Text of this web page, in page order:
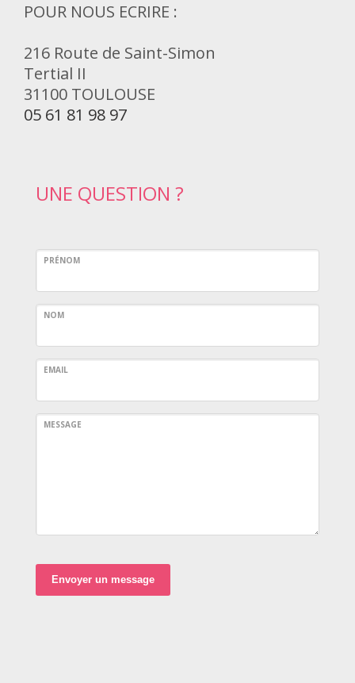
POUR NOUS ECRIRE :
216 Route de Saint-Simon
Tertial II
31100 TOULOUSE
05 61 81 98 97
UNE QUESTION ?
PRÉNOM
NOM
EMAIL
MESSAGE
Envoyer un message